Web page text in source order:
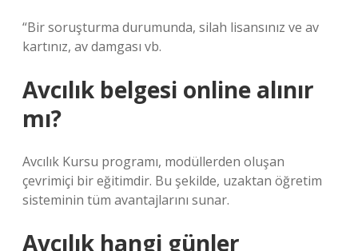
“Bir soruşturma durumunda, silah lisansınız ve av
kartınız, av damgası vb.
Avcılık belgesi online alınır
mı?
Avcılık Kursu programı, modüllerden oluşan
çevrimiçi bir eğitimdir. Bu şekilde, uzaktan öğretim
sisteminin tüm avantajlarını sunar.
Avcılık hangi günler